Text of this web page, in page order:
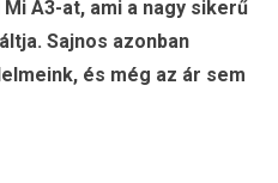
A3-at, ami a nagy sikerű
Sajnos azonban
és még az ár sem